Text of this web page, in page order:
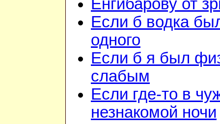
Енгибарову от
Если б водка
одного
Если б я был
слабым
Если где-то в
незнакомой ночи